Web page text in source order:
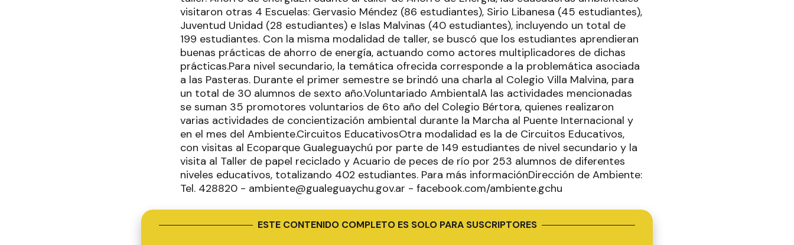
visitaron otras 4 Escuelas: Gervasio Méndez (86 estudiantes), Sirio Libanesa (45 estudiantes),
Juventud Unidad (28 estudiantes) e Islas Malvinas (40 estudiantes), incluyendo un total de
199 estudiantes. Con la misma modalidad de taller, se buscó que los estudiantes aprendieran
buenas prácticas de ahorro de energía, actuando como actores multiplicadores de dichas
prácticas.Para nivel secundario, la temática ofrecida corresponde a la problemática asociada
a las Pasteras. Durante el primer semestre se brindó una charla al Colegio Villa Malvina, para
un total de 30 alumnos de sexto año.Voluntariado AmbientalA las actividades mencionadas
se suman 35 promotores voluntarios de 6to año del Colegio Bértora, quienes realizaron
varias actividades de concientización ambiental durante la Marcha al Puente Internacional y
en el mes del Ambiente.Circuitos EducativosOtra modalidad es la de Circuitos Educativos,
con visitas al Ecoparque Gualeguaychú por parte de 149 estudiantes de nivel secundario y la
visita al Taller de papel reciclado y Acuario de peces de río por 253 alumnos de diferentes
niveles educativos, totalizando 402 estudiantes. Para más informaciónDirección de Ambiente:
Tel. 428820 - ambiente@gualeguaychu.gov.ar - facebook.com/ambiente.gchu
ESTE CONTENIDO COMPLETO ES SOLO PARA SUSCRIPTORES